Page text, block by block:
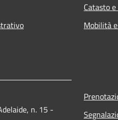
Catasto
Mobilità
n. 15 -